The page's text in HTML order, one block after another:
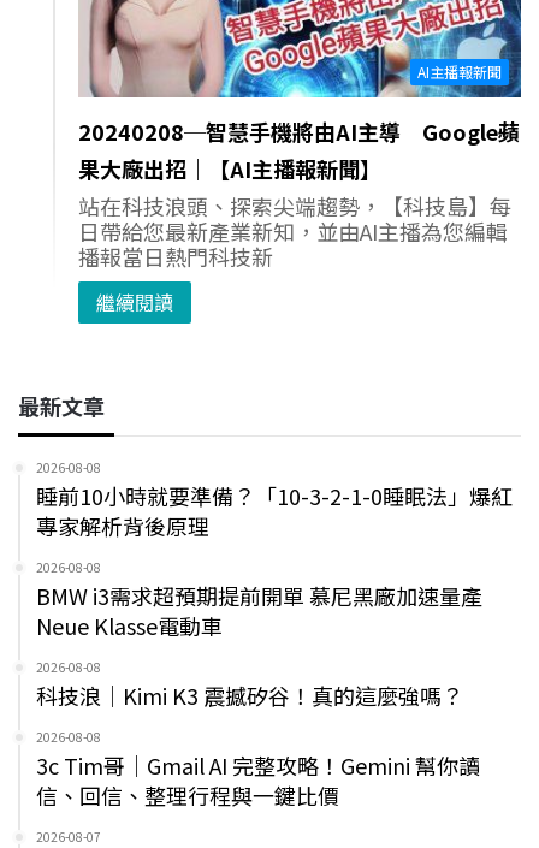
AI主播報新聞
20240208─智慧手機將由AI主導 Google蘋
果大廠出招｜【AI主播報新聞】
站在科技浪頭、探索尖端趨勢，【科技島】每
日帶給您最新產業新知，並由AI主播為您編輯
播報當日熱門科技新
繼續閱讀
最新文章
2026-08-08
睡前10小時就要準備？「10-3-2-1-0睡眠法」爆紅
專家解析背後原理
2026-08-08
BMW i3需求超預期提前開單 慕尼黑廠加速量產
Neue Klasse電動車
2026-08-08
科技浪｜Kimi K3 震撼矽谷！真的這麼強嗎？
2026-08-08
3c Tim哥｜Gmail AI 完整攻略！Gemini 幫你讀
信、回信、整理行程與一鍵比價
2026-08-07